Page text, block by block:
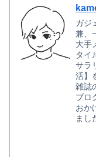
ガジ
兼、
大手
タイ
サラ
活】
雑誌
ブロ
おか
まし